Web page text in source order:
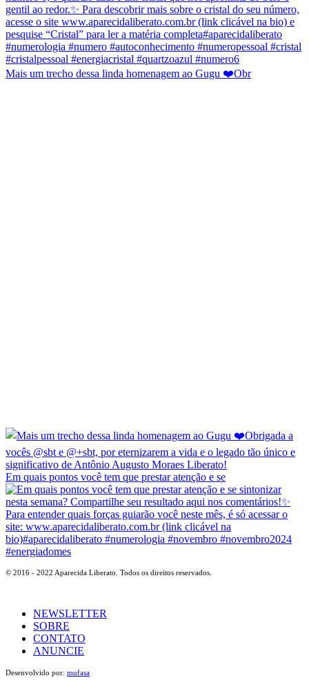
Mais um trecho dessa linda homenagem ao Gugu ❤️Obr
Em quais pontos você tem que prestar atenção e se
© 2016 - 2022 Aparecida Liberato. Todos os direitos reservados.
NEWSLETTER
SOBRE
CONTATO
ANUNCIE
Desenvolvido por: mufasa